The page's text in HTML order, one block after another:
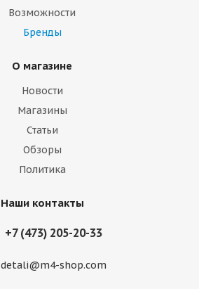
Возможности
Бренды
О магазине
Новости
Магазины
Статьи
Обзоры
Политика
Наши контакты
+7 (473) 205-20-33
detali@m4-shop.com